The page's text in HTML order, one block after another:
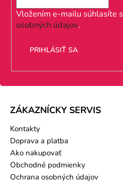
Vložením e-mailu súhlasíte s
osobných údajov.
PRIHLÁSIŤ SA
ZÁKAZNÍCKY SERVIS
Kontakty
Doprava a platba
Ako nakupovať
Obchodné podmienky
Ochrana osobných údajov